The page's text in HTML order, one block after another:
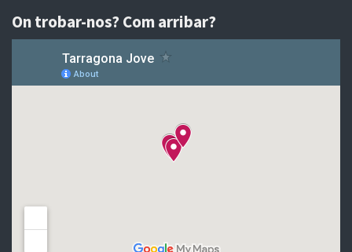
On trobar-nos? Com arribar?